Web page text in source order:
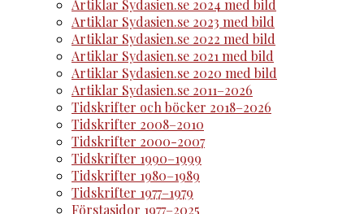
Artiklar Sydasien.se 2024 med bild
Artiklar Sydasien.se 2023 med bild
Artiklar Sydasien.se 2022 med bild
Artiklar Sydasien.se 2021 med bild
Artiklar Sydasien.se 2020 med bild
Artiklar Sydasien.se 2011–2026
Tidskrifter och böcker 2018–2026
Tidskrifter 2008–2010
Tidskrifter 2000-2007
Tidskrifter 1990–1999
Tidskrifter 1980–1989
Tidskrifter 1977–1979
Förstasidor 1977–2025